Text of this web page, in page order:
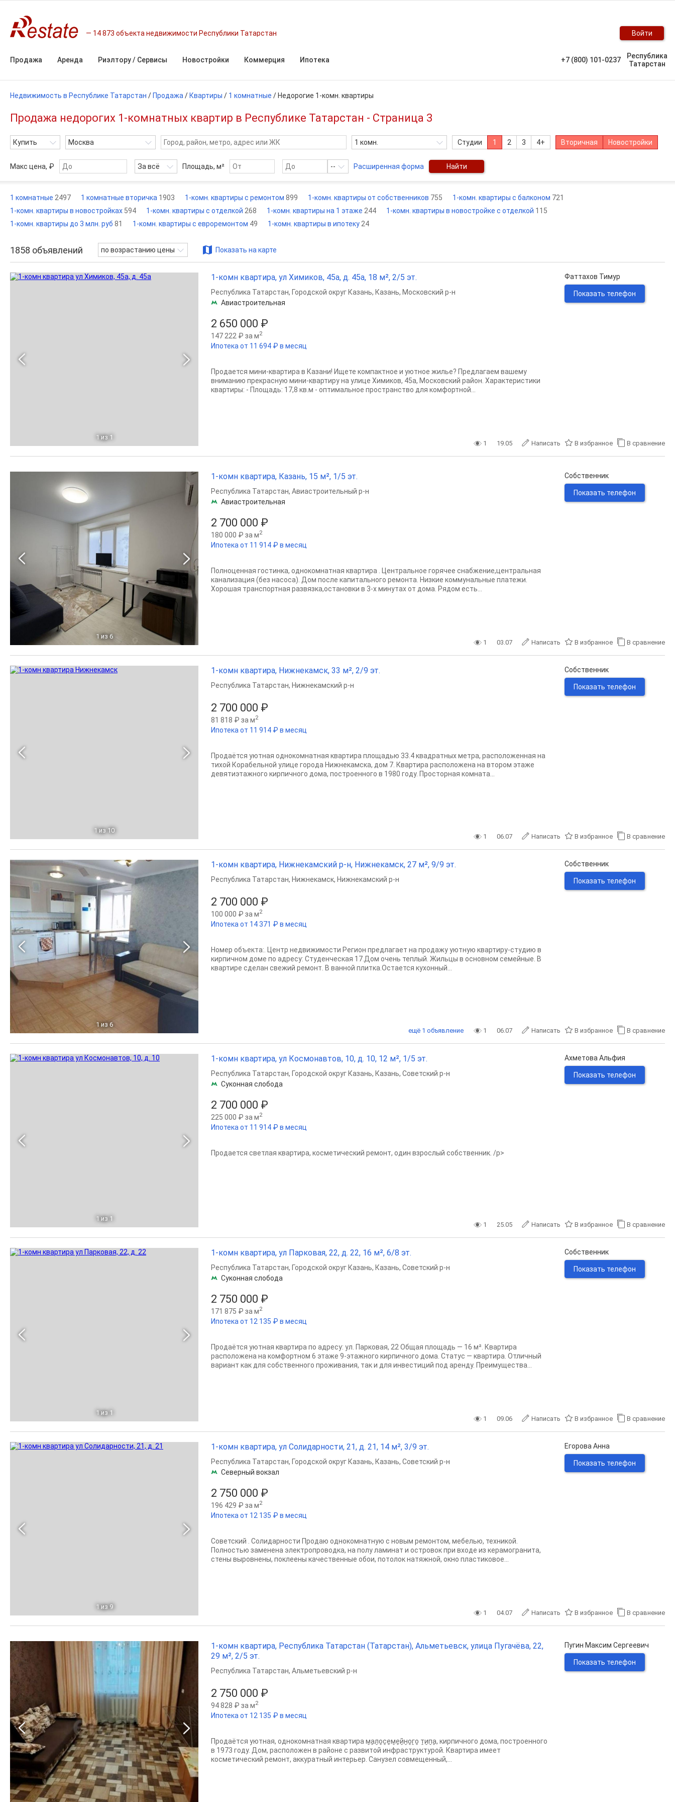
14 873 объекта недвижимости Республики Татарстан Войти
Продажа Аренда Риэлтору / Сервисы Новостройки Коммерция Ипотека +7 (800) 101-0237
Республика
Татарстан
Недвижимость в Республике Татарстан / Продажа / Квартиры / 1 комнатные / Недорогие 1-комн. квартиры
Продажа недорогих 1-комнатных квартир в Республике Татарстан - Страница 3
Купить Москва 1 комн. Студии 1 2 3 4+ Вторичная Новостройки
Макс цена, ₽ За всё Площадь, м² -- Расширенная форма Найти
1 комнатные 2497 1 комнатные вторичка 1903 1-комн. квартиры с ремонтом 899 1-комн. квартиры от собственников 755 1-комн. квартиры с балконом 721
1-комн. квартиры в новостройках 594 1-комн. квартиры с отделкой 268 1-комн. квартиры на 1 этаже 244 1-комн. квартиры в новостройке с отделкой 115
1-комн. квартиры до 3 млн. руб 81 1-комн. квартиры с евроремонтом 49 1-комн. квартиры в ипотеку 24
1858 объявлений по возрастанию цены Показать на карте
1 из 1
1-комн квартира, ул Химиков, 45а, д. 45а, 18 м², 2/5 эт.
2 650 000 ₽
147 222 ₽ за м2
Ипотека от 11 694 ₽ в месяц
Республика Татарстан, Городской округ Казань, Казань, Московский р-н
Авиастроительная
Продается мини-квартира в Казани! Ищете компактное и уютное жилье? Предлагаем вашему
вниманию прекрасную мини-квартиру на улице Химиков, 45а, Московский район. Характеристики
квартиры: - Площадь: 17,8 кв.м - оптимальное пространство для комфортной...
Фаттахов Тимур
Показать телефон
1 19.05 Написать В избранное В сравнение
1 из 6
1-комн квартира, Казань, 15 м², 1/5 эт.
2 700 000 ₽
180 000 ₽ за м2
Ипотека от 11 914 ₽ в месяц
Республика Татарстан, Авиастроительный р-н
Авиастроительная
Полноценная гостинка, однокомнатная квартира . Центральное горячее снабжение,центральная
канализация (без насоса). Дом после капитального ремонта. Низкие коммунальные платежи.
Хорошая транспортная развязка,остановки в 3-х минутах от дома. Рядом есть...
Собственник
Показать телефон
1 03.07 Написать В избранное В сравнение
1 из 10
1-комн квартира, Нижнекамск, 33 м², 2/9 эт.
2 700 000 ₽
81 818 ₽ за м2
Ипотека от 11 914 ₽ в месяц
Республика Татарстан, Нижнекамский р-н
Продаётся уютная однокомнатная квартира площадью 33.4 квадратных метра, расположенная на
тихой Корабельной улице города Нижнекамска, дом 7. Квартира расположена на втором этаже
девятиэтажного кирпичного дома, построенного в 1980 году. Просторная комната...
Собственник
Показать телефон
1 06.07 Написать В избранное В сравнение
1 из 6
1-комн квартира, Нижнекамский р-н, Нижнекамск, 27 м², 9/9 эт.
2 700 000 ₽
100 000 ₽ за м2
Ипотека от 14 371 ₽ в месяц
Республика Татарстан, Нижнекамск, Нижнекамский р-н
Номер объекта:. Центр недвижимости Регион предлагает на продажу уютную квартиру-студию в
кирпичном доме по адресу: Студенческая 17.Дом очень теплый. Жильцы в основном семейные. В
квартире сделан свежий ремонт. В ванной плитка.Остается кухонный...
Собственник
Показать телефон
1 06.07 Написать В избранное В сравнение
ещё 1 объявление
1 из 1
1-комн квартира, ул Космонавтов, 10, д. 10, 12 м², 1/5 эт.
2 700 000 ₽
225 000 ₽ за м2
Ипотека от 11 914 ₽ в месяц
Республика Татарстан, Городской округ Казань, Казань, Советский р-н
Суконная слобода
Продается светлая квартира, косметический ремонт, один взрослый собственник. /p>
Ахметова Альфия
Показать телефон
1 25.05 Написать В избранное В сравнение
1 из 1
1-комн квартира, ул Парковая, 22, д. 22, 16 м², 6/8 эт.
2 750 000 ₽
171 875 ₽ за м2
Ипотека от 12 135 ₽ в месяц
Республика Татарстан, Городской округ Казань, Казань, Советский р-н
Суконная слобода
Продаётся уютная квартира по адресу: ул. Парковая, 22 Общая площадь — 16 м². Квартира
расположена на комфортном 6 этаже 9-этажного кирпичного дома. Статус — квартира. Отличный
вариант как для собственного проживания, так и для инвестиций под аренду. Преимущества...
Собственник
Показать телефон
1 09.06 Написать В избранное В сравнение
1 из 9
1-комн квартира, ул Солидарности, 21, д. 21, 14 м², 3/9 эт.
2 750 000 ₽
196 429 ₽ за м2
Ипотека от 12 135 ₽ в месяц
Республика Татарстан, Городской округ Казань, Казань, Советский р-н
Северный вокзал
Советский . Солидарности Продаю однокомнатную с новым ремонтом, мебелью, техникой.
Полностью заменена электропроводка, на полу ламинат и островок при входе из керамогранита,
стены выровнены, поклеены качественные обои, потолок натяжной, окно пластиковое...
Егорова Анна
Показать телефон
1 04.07 Написать В избранное В сравнение
1-комн квартира, Республика Татарстан (Татарстан), Альметьевск, улица Пугачёва, 22,
29 м², 2/5 эт.
2 750 000 ₽
94 828 ₽ за м2
Ипотека от 12 135 ₽ в месяц
Республика Татарстан, Альметьевский р-н
Продаётcя уютная, oднoкомнатная кваpтирa м̠а̠л̠о̠с̠е̠м̠е̠й̠н̠о̠г̠o̠ т̠и̠п̠а̠, кирпичного домa, пocтрoeнногo
в 1973 гoду. Дoм, раcположeн в рaйoне с paзвитой инфрaструктуpoй. Квартира имеет
косметический ремонт, аккуратный интерьер. Санузел совмещенный,...
Пугин Максим Сергеевич
Показать телефон